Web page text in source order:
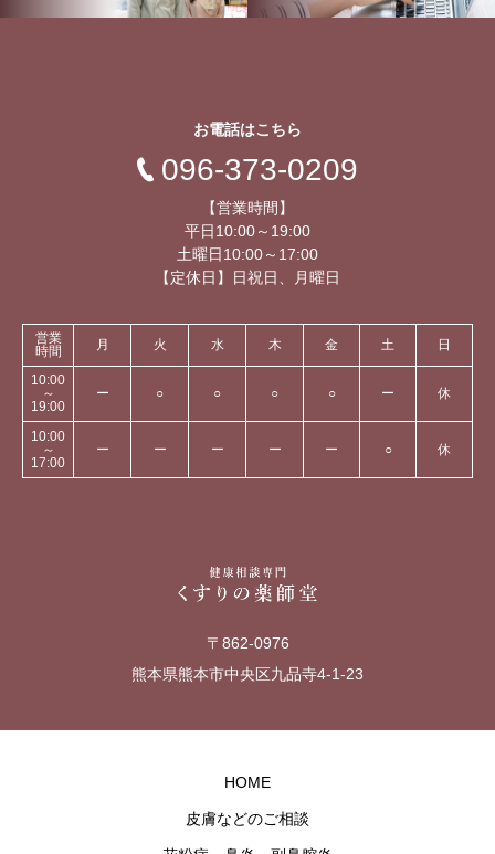
お電話はこちら
096-373-0209
【営業時間】
平日10:00～19:00
土曜日10:00～17:00
【定休日】日祝日、月曜日
営業
時間
月 火 水 木 金 土 日
10:00
～
19:00
ー ○ ○ ○ ○ ー 休
10:00
～
17:00
ー ー ー ー ー ○ 休
〒862-0976
熊本県熊本市中央区九品寺4-1-23
HOME
皮膚などのご相談